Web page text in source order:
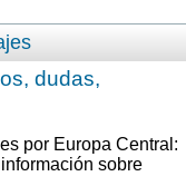
dudas,
por Europa Central:
sobre